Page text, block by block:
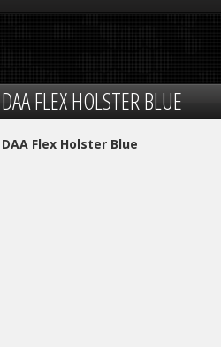
DAAFLEX HOLSTER BLUE
DAA Flex Holster Blue